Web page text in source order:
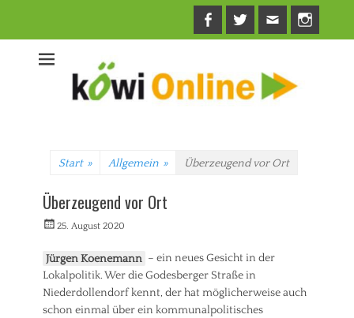
Facebook
Twitter
Mail
Start » Allgemein » Überzeugend vor Ort
Überzeugend vor Ort
Veröffentlicht
25. August 2020
Jürgen Koenemann – ein neues Gesicht in der
Lokalpolitik. Wer die Godesberger Straße in
Niederdollendorf kennt, der hat möglicherweise auch
schon einmal über ein kommunalpolitisches